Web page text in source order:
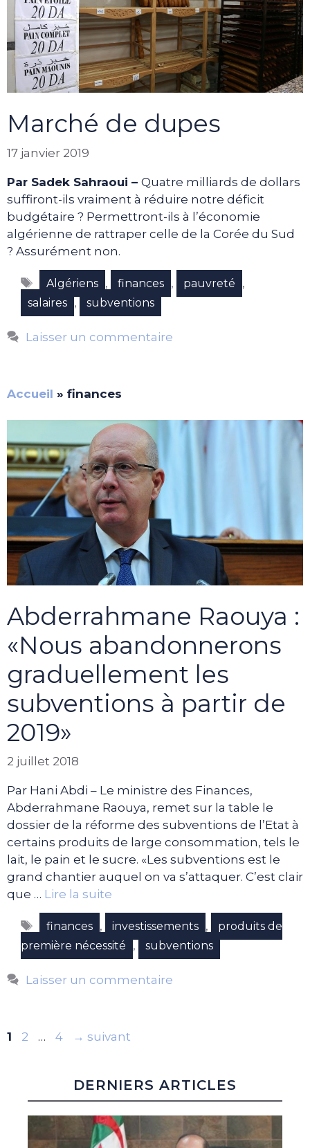
Marché de dupes
17 janvier 2019
Par Sadek Sahraoui – Quatre milliards de dollars
suffiront-ils vraiment à réduire notre déficit
budgétaire ? Permettront-ils à l’économie
algérienne de rattraper celle de la Corée du Sud
? Assurément non.
Étiquettes
Algériens , finances , pauvreté ,
salaires , subventions
Laisser un commentaire
Accueil » finances
Abderrahmane Raouya :
«Nous abandonnerons
graduellement les
subventions à partir de
2019»
2 juillet 2018
Par Hani Abdi – Le ministre des Finances,
Abderrahmane Raouya, remet sur la table le
dossier de la réforme des subventions de l’Etat à
certains produits de large consommation, tels le
lait, le pain et le sucre. «Les subventions est le
grand chantier auquel on va s’attaquer. C’est clair
que … Lire la suite
Étiquettes
finances , investissements ,
produits de
première nécessité
, subventions
Laisser un commentaire
Page
1 Page
2 … Page
4 → suivant
DERNIERS ARTICLES